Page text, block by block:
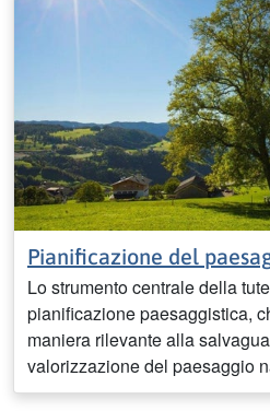
Pianificazione del
Lo strumento centrale della
pianificazione paesaggistica,
maniera rilevante alla
valorizzazione del paesaggio